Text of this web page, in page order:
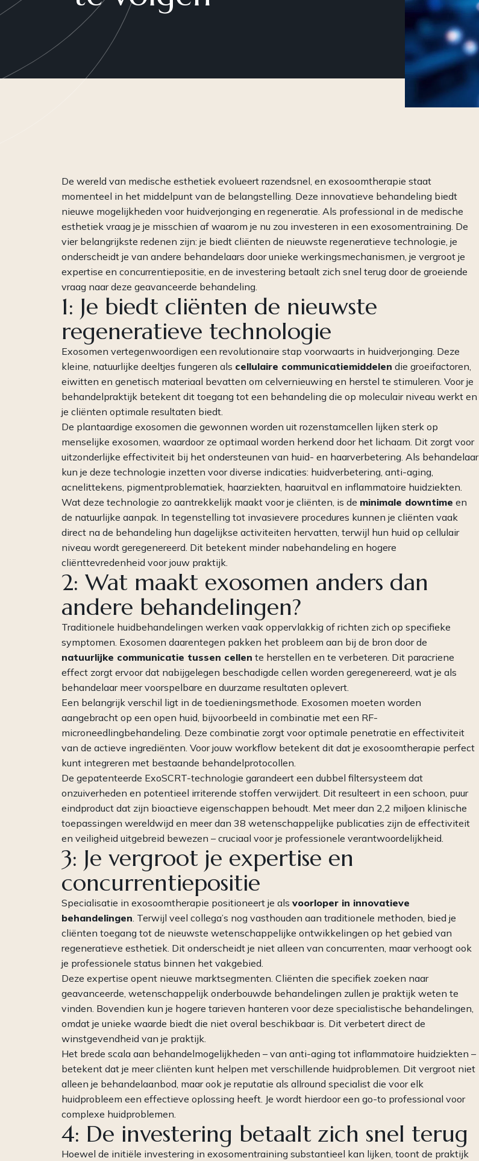
Plasma
RF-Microneedling
Peelings
Skinboosters
De wereld van medische esthetiek evolueert razendsnel, en exosoomtherapie staat
momenteel in het middelpunt van de belangstelling. Deze innovatieve behandeling biedt
nieuwe mogelijkheden voor huidverjonging en regeneratie. Als professional in de medische
esthetiek vraag je je misschien af waarom je nu zou investeren in een exosomentraining. De
vier belangrijkste redenen zijn: je biedt cliënten de nieuwste regeneratieve technologie, je
onderscheidt je van andere behandelaars door unieke werkingsmechanismen, je vergroot je
expertise en concurrentiepositie, en de investering betaalt zich snel terug door de groeiende
vraag naar deze geavanceerde behandeling.
1: Je biedt cliënten de nieuwste
regeneratieve technologie
Exosomen vertegenwoordigen een revolutionaire stap voorwaarts in huidverjonging. Deze
kleine, natuurlijke deeltjes fungeren als cellulaire communicatiemiddelen die groeifactoren,
eiwitten en genetisch materiaal bevatten om celvernieuwing en herstel te stimuleren. Voor je
behandelpraktijk betekent dit toegang tot een behandeling die op moleculair niveau werkt en
je cliënten optimale resultaten biedt.
De plantaardige exosomen die gewonnen worden uit rozenstamcellen lijken sterk op
menselijke exosomen, waardoor ze optimaal worden herkend door het lichaam. Dit zorgt voor
uitzonderlijke effectiviteit bij het ondersteunen van huid- en haarverbetering. Als behandelaar
kun je deze technologie inzetten voor diverse indicaties: huidverbetering, anti-aging,
acnelittekens, pigmentproblematiek, haarziekten, haaruitval en inflammatoire huidziekten.
Wat deze technologie zo aantrekkelijk maakt voor je cliënten, is de minimale downtime en
de natuurlijke aanpak. In tegenstelling tot invasievere procedures kunnen je cliënten vaak
direct na de behandeling hun dagelijkse activiteiten hervatten, terwijl hun huid op cellulair
niveau wordt geregenereerd. Dit betekent minder nabehandeling en hogere
cliënttevredenheid voor jouw praktijk.
2: Wat maakt exosomen anders dan
andere behandelingen?
Traditionele huidbehandelingen werken vaak oppervlakkig of richten zich op specifieke
symptomen. Exosomen daarentegen pakken het probleem aan bij de bron door de
natuurlijke communicatie tussen cellen te herstellen en te verbeteren. Dit paracriene
effect zorgt ervoor dat nabijgelegen beschadigde cellen worden geregenereerd, wat je als
behandelaar meer voorspelbare en duurzame resultaten oplevert.
Een belangrijk verschil ligt in de toedieningsmethode. Exosomen moeten worden
aangebracht op een open huid, bijvoorbeeld in combinatie met een RF-
microneedlingbehandeling. Deze combinatie zorgt voor optimale penetratie en effectiviteit
van de actieve ingrediënten. Voor jouw workflow betekent dit dat je exosoomtherapie perfect
kunt integreren met bestaande behandelprotocollen.
De gepatenteerde ExoSCRT-technologie garandeert een dubbel filtersysteem dat
onzuiverheden en potentieel irriterende stoffen verwijdert. Dit resulteert in een schoon, puur
eindproduct dat zijn bioactieve eigenschappen behoudt. Met meer dan 2,2 miljoen klinische
toepassingen wereldwijd en meer dan 38 wetenschappelijke publicaties zijn de effectiviteit
en veiligheid uitgebreid bewezen – cruciaal voor je professionele verantwoordelijkheid.
3: Je vergroot je expertise en
concurrentiepositie
Specialisatie in exosoomtherapie positioneert je als voorloper in innovatieve
behandelingen. Terwijl veel collega’s nog vasthouden aan traditionele methoden, bied je
cliënten toegang tot de nieuwste wetenschappelijke ontwikkelingen op het gebied van
regeneratieve esthetiek. Dit onderscheidt je niet alleen van concurrenten, maar verhoogt ook
je professionele status binnen het vakgebied.
Deze expertise opent nieuwe marktsegmenten. Cliënten die specifiek zoeken naar
geavanceerde, wetenschappelijk onderbouwde behandelingen zullen je praktijk weten te
vinden. Bovendien kun je hogere tarieven hanteren voor deze specialistische behandelingen,
omdat je unieke waarde biedt die niet overal beschikbaar is. Dit verbetert direct de
winstgevendheid van je praktijk.
Het brede scala aan behandelmogelijkheden – van anti-aging tot inflammatoire huidziekten –
betekent dat je meer cliënten kunt helpen met verschillende huidproblemen. Dit vergroot niet
alleen je behandelaanbod, maar ook je reputatie als allround specialist die voor elk
huidprobleem een effectieve oplossing heeft. Je wordt hierdoor een go-to professional voor
complexe huidproblemen.
4: De investering betaalt zich snel terug
Hoewel de initiële investering in exosomentraining substantieel kan lijken, toont de praktijk